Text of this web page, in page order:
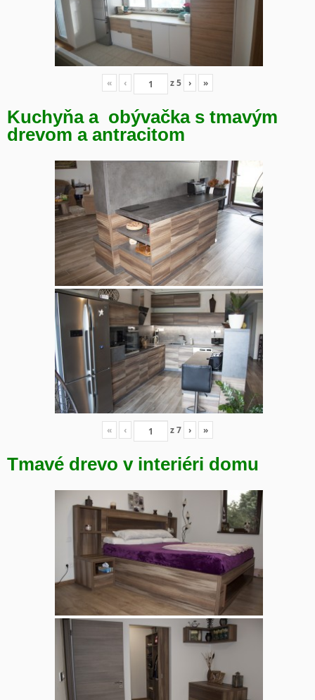
« ‹ z5 › »
Kuchyňa a obývačka s tmavým
drevom a antracitom
« ‹ z7 › »
Tmavé drevo v interiéri domu